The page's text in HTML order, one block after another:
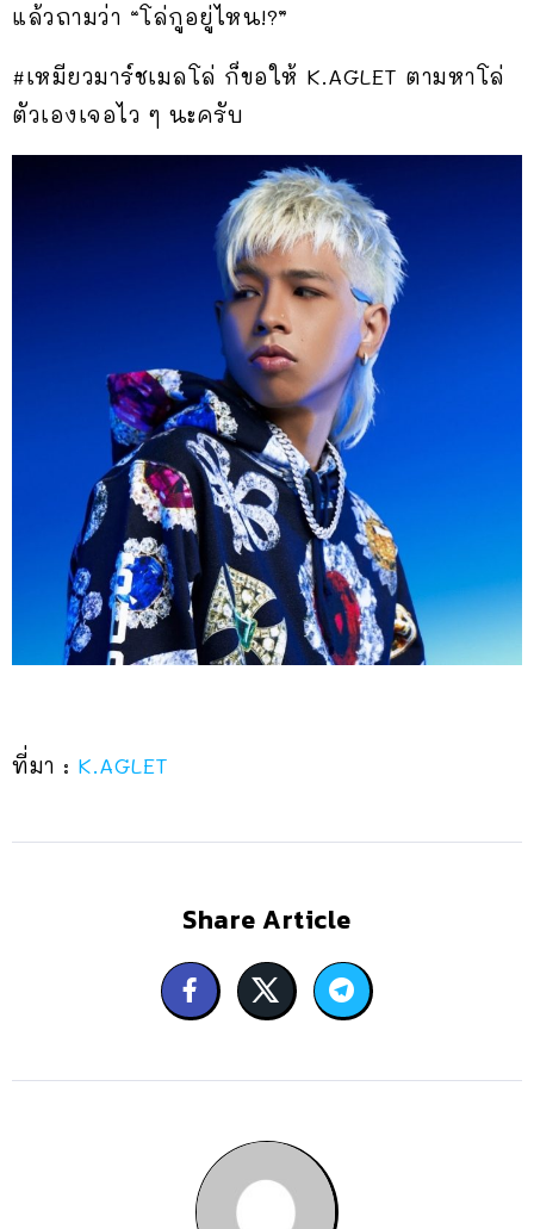
แล้วถามว่า “โล่กูอยู่ไหน!?”
#เหมียวมาร์ชเมลโล่ ก็ขอให้ K.AGLET ตามหาโล่
ตัวเองเจอไว ๆ นะครับ
ที่มา : K.AGLET
Share Article